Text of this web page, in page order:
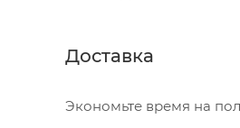
Доставка
Экономьте время на